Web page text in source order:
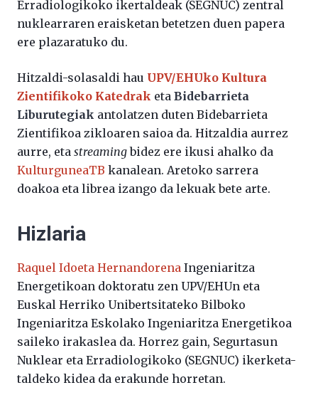
Erradiologikoko ikertaldeak (SEGNUC) zentral
nuklearraren eraisketan betetzen duen papera
ere plazaratuko du.
Hitzaldi-solasaldi hau UPV/EHUko Kultura
Zientifikoko Katedrak eta Bidebarrieta
Liburutegiak antolatzen duten Bidebarrieta
Zientifikoa zikloaren saioa da. Hitzaldia aurrez
aurre, eta streamingbidez ere ikusi ahalko da
KulturguneaTB kanalean. Aretoko sarrera
doakoa eta librea izango da lekuak bete arte.
Hizlaria
Raquel Idoeta Hernandorena Ingeniaritza
Energetikoan doktoratu zen UPV/EHUn eta
Euskal Herriko Unibertsitateko Bilboko
Ingeniaritza Eskolako Ingeniaritza Energetikoa
saileko irakaslea da. Horrez gain, Segurtasun
Nuklear eta Erradiologikoko (SEGNUC) ikerketa-
taldeko kidea da erakunde horretan.